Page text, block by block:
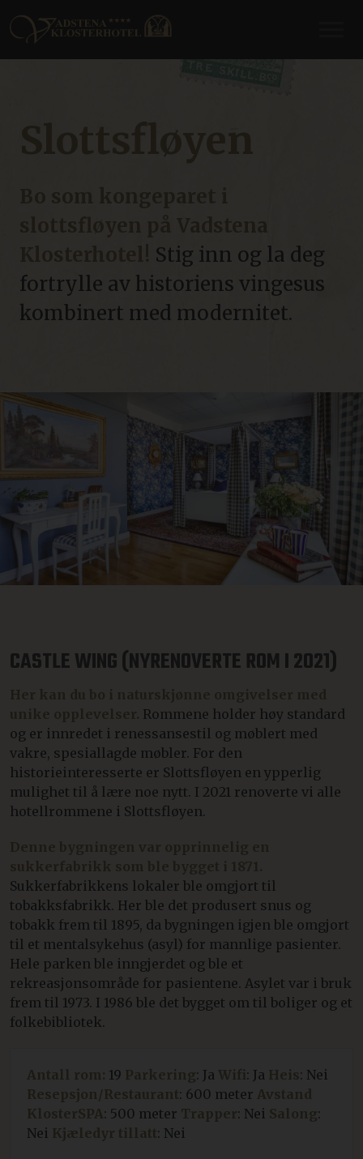
Stig inn og la deg
fortrylle av historiens vingesus
kombinert med modernitet.
CASTLE WING (NYRENOVERTE ROM I 2021)
Her kan du bo i naturskjønne omgivelser med
unike opplevelser. Rommene holder høy standard
og er innredet i renessansestil og møblert med
vakre, spesiallagde møbler. For den
historieinteresserte er Slottsfløyen en ypperlig
mulighet til å lære noe nytt. I 2021 renoverte vi alle
hotellrommene i Slottsfløyen.
Denne bygningen var opprinnelig en
sukkerfabrikk som ble bygget i 1871.
Sukkerfabrikkens lokaler ble omgjort til
tobakksfabrikk. Her ble det produsert snus og
tobakk frem til 1895, da bygningen igjen ble omgjort
til et mentalsykehus (asyl) for mannlige pasienter.
Hele parken ble inngjerdet og ble et
rekreasjonsområde for pasientene. Asylet var i bruk
frem til 1973. I 1986 ble det bygget om til boliger og et
folkebibliotek.
Antall rom: 19 Parkering: Ja Wifi: Ja Heis: Nei
Resepsjon/Restaurant: 600 meter Avstand
KlosterSPA: 500 meter Trapper: Nei Salong:
Nei Kjæledyr tillatt: Nei